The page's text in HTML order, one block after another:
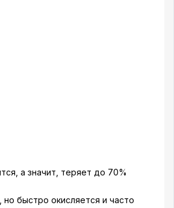
а значит, теряет до 70%
быстро окисляется и часто